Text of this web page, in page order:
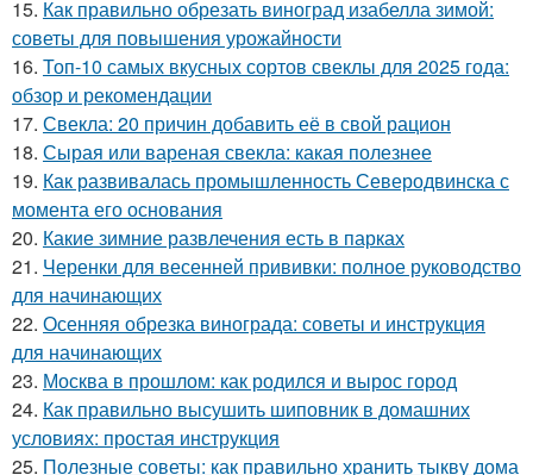
15. Как правильно обрезать виноград изабелла зимой:
советы для повышения урожайности
16. Топ-10 самых вкусных сортов свеклы для 2025 года:
обзор и рекомендации
17. Свекла: 20 причин добавить её в свой рацион
18. Сырая или вареная свекла: какая полезнее
19. Как развивалась промышленность Северодвинска с
момента его основания
20. Какие зимние развлечения есть в парках
21. Черенки для весенней прививки: полное руководство
для начинающих
22. Осенняя обрезка винограда: советы и инструкция
для начинающих
23. Москва в прошлом: как родился и вырос город
24. Как правильно высушить шиповник в домашних
условиях: простая инструкция
25. Полезные советы: как правильно хранить тыкву дома